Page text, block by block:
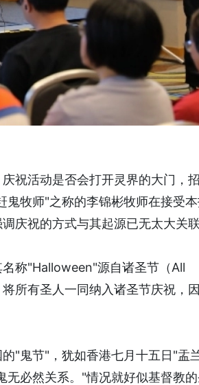
祝活动是否会打开灵界的大门，招
鬼牧师"之称的李锦彬牧师在接受
庆祝的方式与其起源已无太大关联
称"Halloween"源自诸圣节（All
所有圣人一同纳入诸圣节庆祝，因
"鬼节"，犹如香港七月十五日"盂
无必然关系。"情况就好似基督教